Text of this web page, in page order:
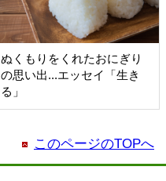
ぬくもりをくれたおにぎり
の思い出...エッセイ「生き
る」
このページのTOPへ